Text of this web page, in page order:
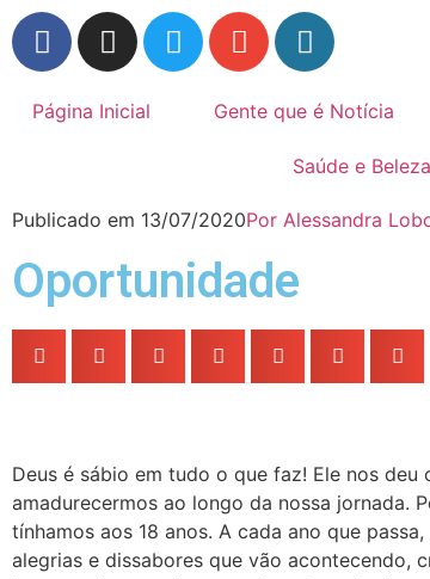
Página Inicial Gente que é Notícia
Saúde e Beleza
Publicado em 13/07/2020Por Alessandra
Oportunidade
Deus é sábio em tudo o que faz! Ele nos
amadurecermos ao longo da nossa jornada.
tínhamos aos 18 anos. A cada ano que
alegrias e dissabores que vão acontecendo,